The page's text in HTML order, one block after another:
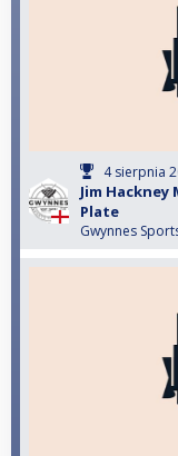
4 sierpnia
Jim
Plate
Gwynnes